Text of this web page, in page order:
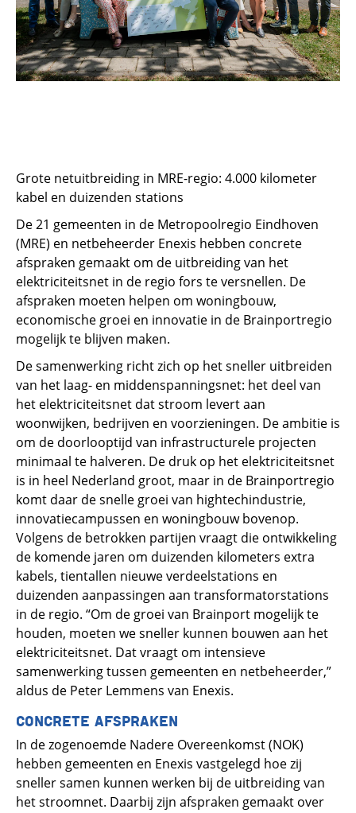
Grote netuitbreiding in MRE-regio: 4.000 kilometer
kabel en duizenden stations
De 21 gemeenten in de Metropoolregio Eindhoven
(MRE) en netbeheerder Enexis hebben concrete
afspraken gemaakt om de uitbreiding van het
elektriciteitsnet in de regio fors te versnellen. De
afspraken moeten helpen om woningbouw,
economische groei en innovatie in de Brainportregio
mogelijk te blijven maken.
De samenwerking richt zich op het sneller uitbreiden
van het laag- en middenspanningsnet: het deel van
het elektriciteitsnet dat stroom levert aan
woonwijken, bedrijven en voorzieningen. De ambitie is
om de doorlooptijd van infrastructurele projecten
minimaal te halveren. De druk op het elektriciteitsnet
is in heel Nederland groot, maar in de Brainportregio
komt daar de snelle groei van hightechindustrie,
innovatiecampussen en woningbouw bovenop.
Volgens de betrokken partijen vraagt die ontwikkeling
de komende jaren om duizenden kilometers extra
kabels, tientallen nieuwe verdeelstations en
duizenden aanpassingen aan transformatorstations
in de regio. “Om de groei van Brainport mogelijk te
houden, moeten we sneller kunnen bouwen aan het
elektriciteitsnet. Dat vraagt om intensieve
samenwerking tussen gemeenten en netbeheerder,”
aldus de Peter Lemmens van Enexis.
CONCRETE AFSPRAKEN
In de zogenoemde Nadere Overeenkomst (NOK)
hebben gemeenten en Enexis vastgelegd hoe zij
sneller samen kunnen werken bij de uitbreiding van
het stroomnet. Daarbij zijn afspraken gemaakt over